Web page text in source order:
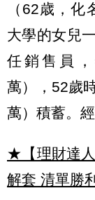
（62歳，
大學的女兒
任銷售員
萬），52歲
萬）積蓄。
★【理財達
解套 清單勝